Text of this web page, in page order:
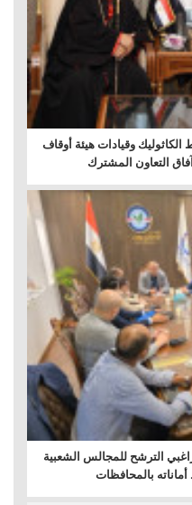
الكاثوليك وقيادات هيئة أوقاف
التعاون المشترك
الترشح للمجالس الشعبية
بالمحافظات